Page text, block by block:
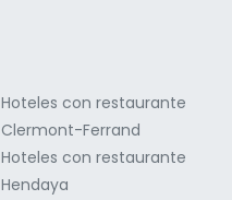
Hoteles con restaurante
Clermont-Ferrand
Hoteles con restaurante
Hendaya